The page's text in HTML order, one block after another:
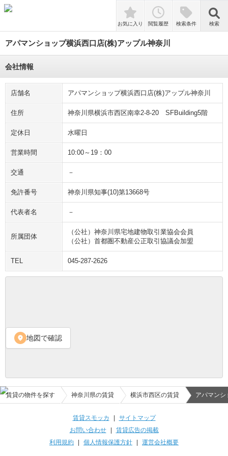
検索
お気に入り 閲覧履歴 検索条件 検索
アパマンショップ横浜西口店(株)アップル神奈川
会社情報
店舗名 アパマンショップ横浜西口店(株)アップル神奈川
住所 神奈川県横浜市西区南幸2-8-20 SFBuilding5階
定休日 水曜日
営業時間 10:00～19：00
交通 －
免許番号 神奈川県知事(10)第13668号
代表者名 －
所属団体
（公社）神奈川県宅地建物取引業協会会員
（公社）首都圏不動産公正取引協議会加盟
TEL 045-287-2626
location_on 地図で確認
賃貸の物件を探す 神奈川県の賃貸 横浜市西区の賃貸 アパマン
賃貸スモッカ
サイトマップ
お問い合わせ| 賃貸広告の掲載
利用規約
個人情報保護方針 運営会社概要